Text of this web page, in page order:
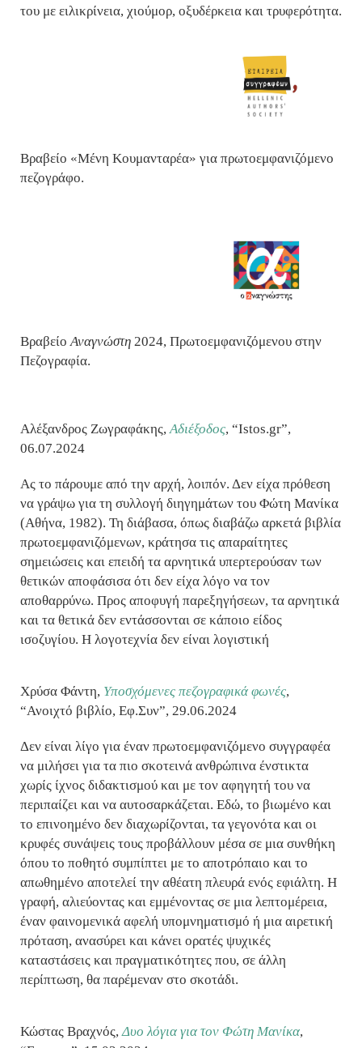
του με ειλικρίνεια, χιούμορ, οξυδέρκεια και τρυφερότητα.
Βραβείο «Μένη Κουμανταρέα» για πρωτοεμφανιζόμενο
πεζογράφο.
Βραβείο Αναγνώστη 2024, Πρωτοεμφανιζόμενου στην
Πεζογραφία.
Αλέξανδρος Ζωγραφάκης, Αδιέξοδος, “Istos.gr”,
06.07.2024
Ας το πάρουμε από την αρχή, λοιπόν. Δεν είχα πρόθεση
να γράψω για τη συλλογή διηγημάτων του Φώτη Μανίκα
(Αθήνα, 1982). Τη διάβασα, όπως διαβάζω αρκετά βιβλία
πρωτοεμφανιζόμενων, κράτησα τις απαραίτητες
σημειώσεις και επειδή τα αρνητικά υπερτερούσαν των
θετικών αποφάσισα ότι δεν είχα λόγο να τον
αποθαρρύνω. Προς αποφυγή παρεξηγήσεων, τα αρνητικά
και τα θετικά δεν εντάσσονται σε κάποιο είδος
ισοζυγίου. Η λογοτεχνία δεν είναι λογιστική
Χρύσα Φάντη, Υποσχόμενες πεζογραφικά φωνές,
“Ανοιχτό βιβλίο, Εφ.Συν”, 29.06.2024
Δεν είναι λίγο για έναν πρωτοεμφανιζόμενο συγγραφέα
να μιλήσει για τα πιο σκοτεινά ανθρώπινα ένστικτα
χωρίς ίχνος διδακτισμού και με τον αφηγητή του να
περιπαίζει και να αυτοσαρκάζεται. Εδώ, το βιωμένο και
το επινοημένο δεν διαχωρίζονται, τα γεγονότα και οι
κρυφές συνάψεις τους προβάλλουν μέσα σε μια συνθήκη
όπου το ποθητό συμπίπτει με το αποτρόπαιο και το
απωθημένο αποτελεί την αθέατη πλευρά ενός εφιάλτη. Η
γραφή, αλιεύοντας και εμμένοντας σε μια λεπτομέρεια,
έναν φαινομενικά αφελή υπομνηματισμό ή μια αιρετική
πρόταση, ανασύρει και κάνει ορατές ψυχικές
καταστάσεις και πραγματικότητες που, σε άλλη
περίπτωση, θα παρέμεναν στο σκοτάδι.
Κώστας Βραχνός, Δυο λόγια για τον Φώτη Μανίκα,